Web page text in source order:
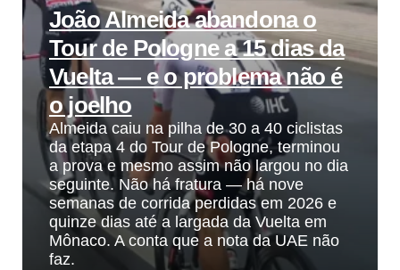
João Almeida abandona o
Tour de Pologne a 15 dias da
Vuelta — e o problema não é
o joelho
Almeida caiu na pilha de 30 a 40 ciclistas
da etapa 4 do Tour de Pologne, terminou
a prova e mesmo assim não largou no dia
seguinte. Não há fratura — há nove
semanas de corrida perdidas em 2026 e
quinze dias até a largada da Vuelta em
Mônaco. A conta que a nota da UAE não
faz.